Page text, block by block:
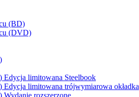
(BD)
(DVD)
limitowana Steelbook
limitowana trójwymiarowa okładka
rozszerzone